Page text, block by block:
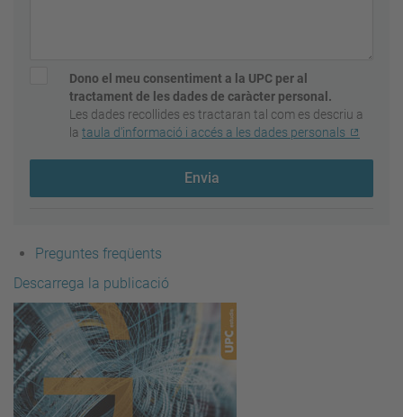
Dono el meu consentiment a la UPC per al
tractament de les dades de caràcter personal.
Les dades recollides es tractaran tal com es descriu a
la taula d'informació i accés a les dades personals
Envia
Preguntes freqüents
Descarrega la publicació